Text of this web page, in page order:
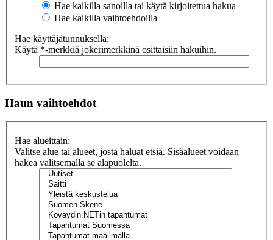
Hae kaikilla sanoilla tai käytä kirjoitettua hakua
Hae kaikilla vaihtoehdoilla
Hae käyttäjätunnuksella:
Käytä *-merkkiä jokerimerkkinä osittaisiin hakuihin.
Haun vaihtoehdot
Hae alueittain:
Valitse alue tai alueet, josta haluat etsiä. Sisäalueet voidaan
hakea valitsemalla se alapuolelta.